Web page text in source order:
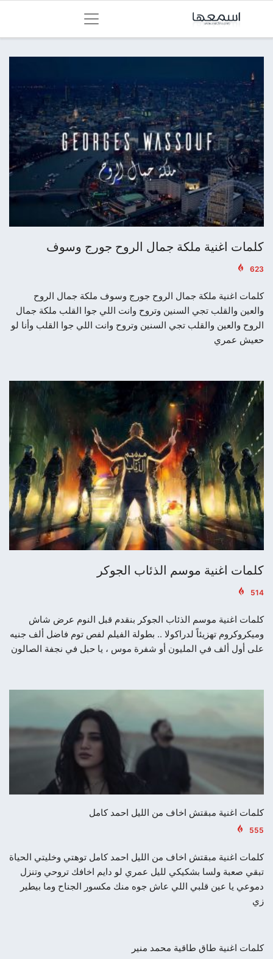
كلمات اغنية ملكة جمال الروح جورج وسوف
623
كلمات اغنية ملكة جمال الروح جورج وسوف ملكة جمال الروح
والعين والقلب تجي السنين وتروح وانت اللي جوا القلب ملكة جمال
الروح والعين والقلب تجي السنين وتروح وانت اللي جوا القلب وأنا لو
حعيش عمري
كلمات اغنية موسم الذئاب الجوكر
514
كلمات اغنية موسم الذئاب الجوكر بنقدم قبل النوم عرض شاش
وميكروكروم تهزيئاً لدراكولا .. بطولة الفيلم لفص توم فاضل ألف جنيه
على أول ألف في المليون أو شفرة موس ، يا حبل في نجفة الصالون
كلمات اغنية مبقتش اخاف من الليل احمد كامل
555
كلمات اغنية مبقتش اخاف من الليل احمد كامل توهتي وخليتي الحياة
تبقي صعبة ولسا بشكيكي لليل عمري لو دايم اخافك تروحي وتنزل
دموعي يا عين قلبي اللي عاش جوه منك مكسور الجناح وما بيطير
زي
كلمات اغنية طاق طاقية محمد منير